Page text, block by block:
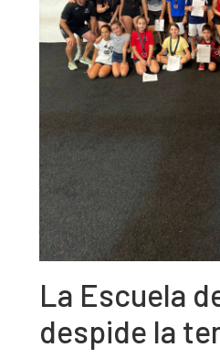
La Escuela
despide la